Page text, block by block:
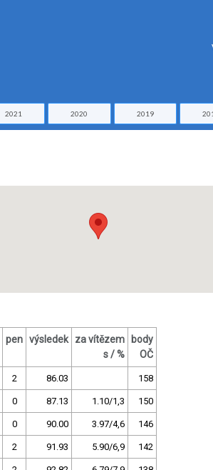
2021 2020 2019
pen výsledek
za vítězem
s / %
body
OČ
2 86.03 158
0 87.13 1.10/1,3 150
0 90.00 3.97/4,6 146
2 91.93 5.90/6,9 142